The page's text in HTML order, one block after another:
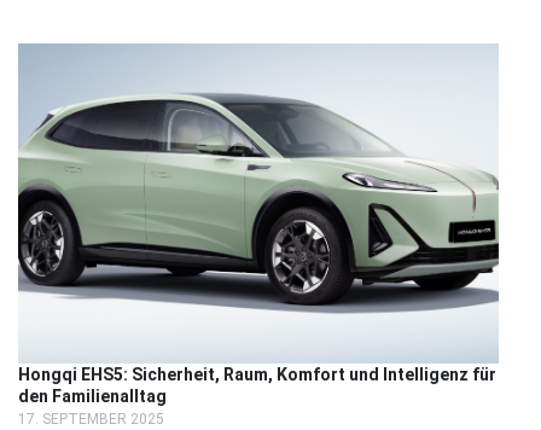
Hongqi EHS5: Sicherheit, Raum, Komfort und Intelligenz für
den Familienalltag
17. SEPTEMBER 2025